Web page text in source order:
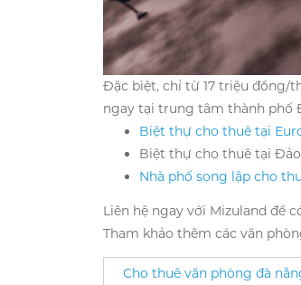
Đặc biệt, chỉ từ 17 triệu đồng/
ngay tại trung tâm thành phố
Biệt thự cho thuê tại
Biệt thự cho thuê tại
Nhà phố song lập cho
Liên hệ ngay với Mizuland để
Tham khảo thêm các văn
Cho thuê văn phòng đà